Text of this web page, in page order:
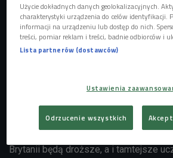
Jak prywatne komputery mogą działać w
tysiąca naszych rodaków. Wyspy
polskich licealistów, którzy wyjeżdżali
Ostatnie wydarzenia polityczne jednak
Brytanii będą droższe, a i tamtejsze
Użycie dokładnych danych geolokalizacyjnych.
charakterystyki urządzenia do celów identyfikacji.
informacji na urządzeniu lub dostęp do nich.
treści, pomiar reklam i treści, badnie odbiorców i
Lista partnerów (dostawców)
Ustawienia
Odrzucenie wszystkich